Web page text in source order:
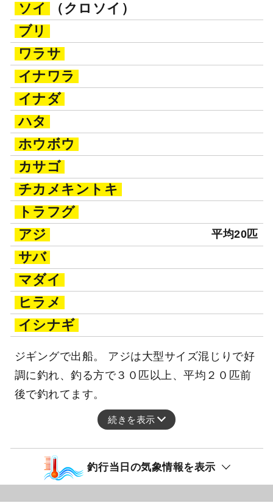
ソイ
（クロソイ）
ブリ
ワラサ
イナワラ
イナダ
ハタ
ホウボウ
カサゴ
チカメキントキ
トラフグ
アジ
平均20匹
サバ
マダイ
ヒラメ
イシナギ
ジギングで出船。 アジは大型サイズ混じりで好
調に釣れ、釣る方で３０匹以上、平均２０匹前
後で釣れてます。
続きを表示
釣行当日の気象情報を表示